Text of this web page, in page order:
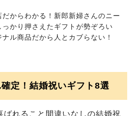
からわかる！新郎新婦さんのニー
かり押さえたギフトが勢ぞろい
ル商品だから人とカブらない！
定！結婚祝いギフト8選
ばれること間違いなしの結婚祝